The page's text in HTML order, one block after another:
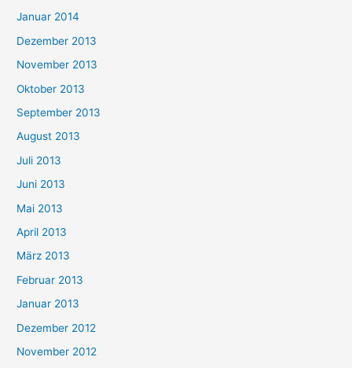
Januar 2014
Dezember 2013
November 2013
Oktober 2013
September 2013
August 2013
Juli 2013
Juni 2013
Mai 2013
April 2013
März 2013
Februar 2013
Januar 2013
Dezember 2012
November 2012